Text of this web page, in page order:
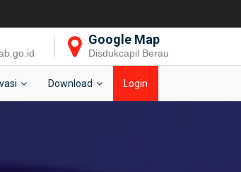
Google Map
Disdukcapil Berau
Download Login